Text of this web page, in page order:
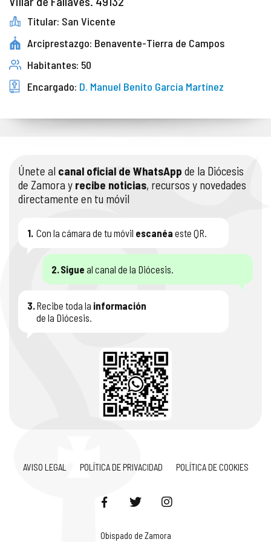
Titular: San Vicente
Arciprestazgo: Benavente-Tierra de Campos
Habitantes: 50
Encargado: D. Manuel Benito García Martínez
Únete al canal oficial de WhatsApp de la Diócesis
de Zamora y recibe noticias, recursos y novedades
directamente en tu móvil
1. Con la cámara de tu móvil escanéa este QR.
2.Sigue al canal de la Diócesis.
3.Recibe toda la información
de la Diócesis.
AVISO LEGAL POLÍTICA DE PRIVACIDAD POLÍTICA DE COOKIES
Obispado de Zamora